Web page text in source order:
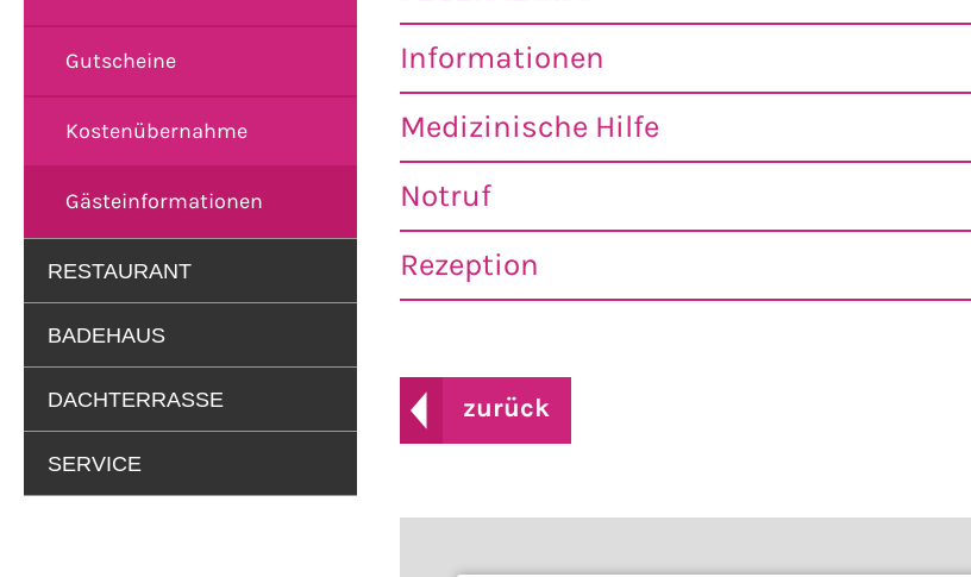
Gutscheine
Kostenübernahme
Gästeinformationen
RESTAURANT
BADEHAUS
DACHTERRASSE
SERVICE
Informationen
Medizinische Hilfe
Notruf
Rezeption
zurück